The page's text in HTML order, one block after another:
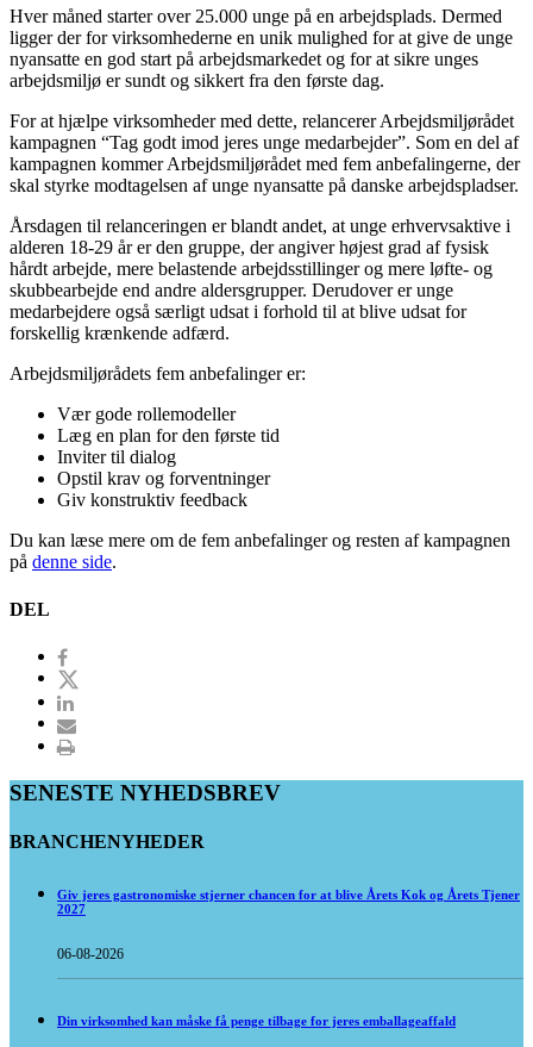
Hver måned starter over 25.000 unge på en arbejdsplads. Dermed
ligger der for virksomhederne en unik mulighed for at give de unge
nyansatte en god start på arbejdsmarkedet og for at sikre unges
arbejdsmiljø er sundt og sikkert fra den første dag.
For at hjælpe virksomheder med dette, relancerer Arbejdsmiljørådet
kampagnen “Tag godt imod jeres unge medarbejder”. Som en del af
kampagnen kommer Arbejdsmiljørådet med fem anbefalingerne, der
skal styrke modtagelsen af unge nyansatte på danske arbejdspladser.
Årsdagen til relanceringen er blandt andet, at unge erhvervsaktive i
alderen 18‐29 år er den gruppe, der angiver højest grad af fysisk
hårdt arbejde, mere belastende arbejdsstillinger og mere løfte- og
skubbearbejde end andre aldersgrupper. Derudover er unge
medarbejdere også særligt udsat i forhold til at blive udsat for
forskellig krænkende adfærd.
Arbejdsmiljørådets fem anbefalinger er:
Vær gode rollemodeller
Læg en plan for den første tid
Inviter til dialog
Opstil krav og forventninger
Giv konstruktiv feedback
Du kan læse mere om de fem anbefalinger og resten af kampagnen
på denne side.
DEL
SENESTE NYHEDSBREV
BRANCHENYHEDER
Giv jeres gastronomiske stjerner chancen for at blive Årets Kok og Årets Tjener
2027
06-08-2026
Din virksomhed kan måske få penge tilbage for jeres emballageaffald